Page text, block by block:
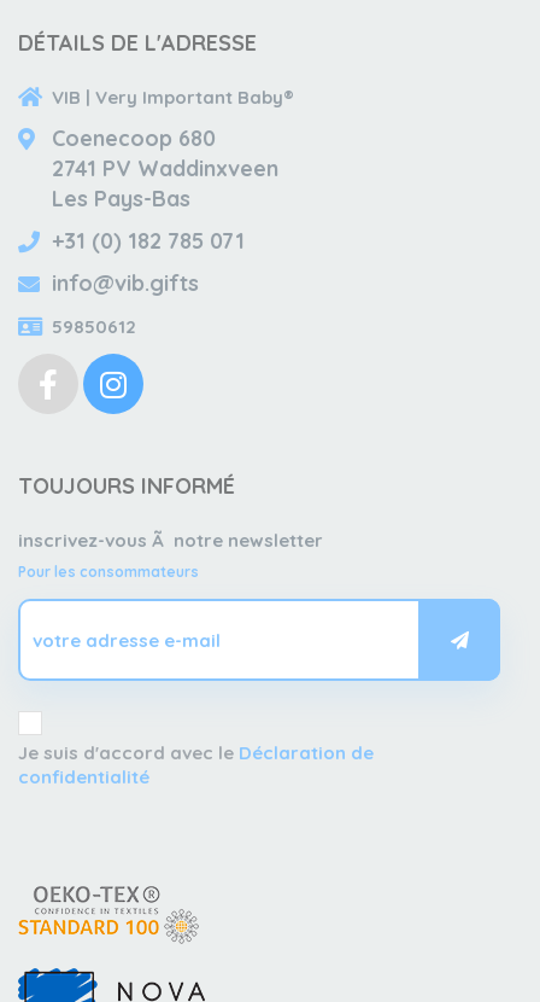
DÉTAILS DE L'ADRESSE
VIB | Very Important Baby®
Coenecoop 680
2741 PV Waddinxveen
Les Pays-Bas
+31 (0) 182 785 071
info@vib.gifts
59850612
TOUJOURS INFORMÉ
inscrivez-vous Ã notre newsletter
Pour les consommateurs
Je suis d'accord avec le Déclaration de
confidentialité